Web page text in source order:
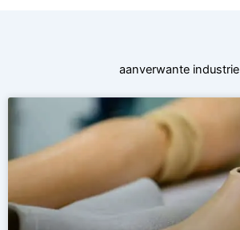
aanverwante industrie